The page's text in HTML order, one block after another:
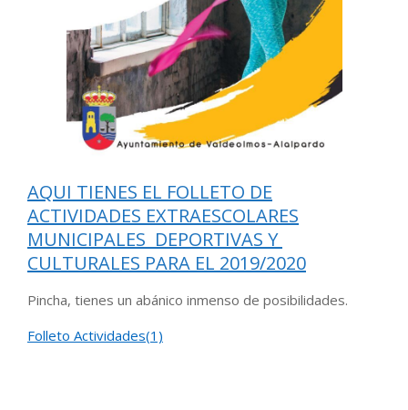
AQUI TIENES EL FOLLETO DE
ACTIVIDADES EXTRAESCOLARES
MUNICIPALES DEPORTIVAS Y
CULTURALES PARA EL 2019/2020
Pincha, tienes un abánico inmenso de posibilidades.
Folleto Actividades(1)